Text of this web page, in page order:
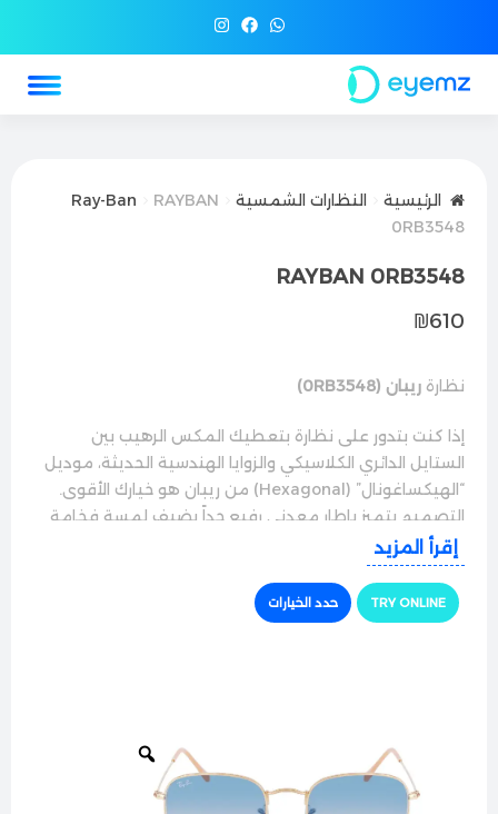
الرئيسية النظارات الشمسية Ray-Ban
RAYBAN
0RB3548
RAYBAN 0RB3548
₪610
نظارة ريبان (0RB3548)
إذا كنت بتدور على نظارة بتعطيك المكس الرهيب بين
الستايل الدائري الكلاسيكي والزوايا الهندسية الحديثة، موديل
“الهيكساغونال” (Hexagonal) من ريبان هو خيارك الأقوى.
التصميم بتميز بإطار معدني رفيع جداً بضيف لمسة فخامة
وأصالة فورية لكشختك الكاجوال والرسمية، وبتناسب بامتياز
السواقة وكل مشاويرك اليومية.
الجودة والراحة
الوجه بثبات كامل وبدون أي ثقل.
حماية وأداء ممتاز
إقرأ المزيد
TRY ONLINE حدد الخيارات